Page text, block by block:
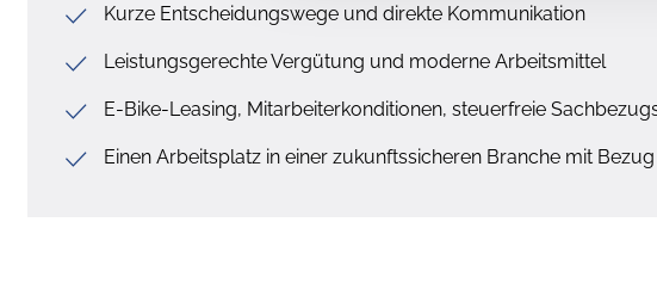
Kurze Entscheidungswege und direkte Kommunikation
Leistungsgerechte Vergütung und moderne Arbeitsmittel
E-Bike-Leasing, Mitarbeiterkonditionen, steuerfreie
Einen Arbeitsplatz in einer zukunftssicheren Branche mit